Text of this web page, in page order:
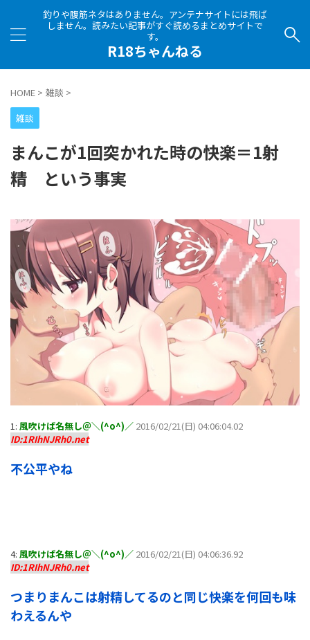
釣りや腹筋ネタはありません。アンテナサイトには飛ば
しません。読みたい記事がすぐ読めるまとめサイトで
す。
R18ちゃんねる
HOME > 雑談 >
雑談
まんこが1回突かれた時の快楽＝1射
精 という事実
1: 風吹けば名無し＠＼(^o^)／ 2016/02/21(日) 04:06:04.02
ID:1RIhNJRh0.net
不公平やね
4: 風吹けば名無し＠＼(^o^)／ 2016/02/21(日) 04:06:36.92
ID:1RIhNJRh0.net
つまりまんこは射精してるのと同じ快楽を何回も味
わえるんや